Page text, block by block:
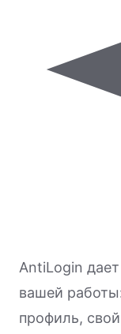
AntiLogin
вашей
профиль,